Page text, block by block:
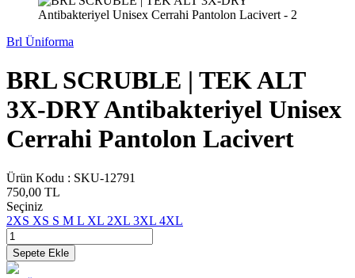
Brl Üniforma
BRL SCRUBLE | TEK ALT
3X-DRY Antibakteriyel Unisex
Cerrahi Pantolon Lacivert
Ürün Kodu : SKU-12791
750,00 TL
Seçiniz
2XS XS S M L XL 2XL 3XL 4XL
Sepete Ekle